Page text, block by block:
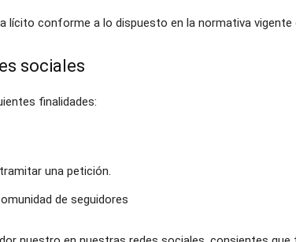
lícito conforme a lo dispuesto en la normativa
sociales
finalidades:
una petición.
de seguidores